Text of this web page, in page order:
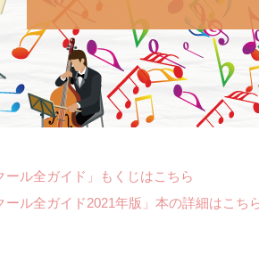
ール全ガイド」もくじはこちら
ール全ガイド2021年版」本の詳細はこち